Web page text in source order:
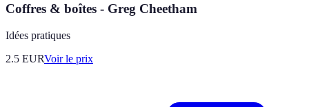
Coffres & boîtes - Greg Cheetham
Idées pratiques
2.5 EURVoir le prix